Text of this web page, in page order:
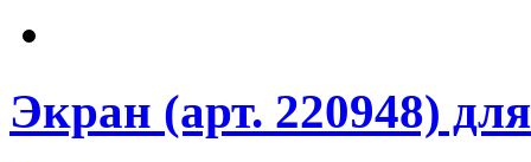
Экран (арт. 220948)